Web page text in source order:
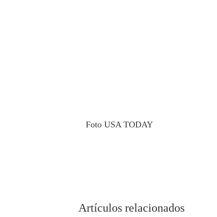
Foto USA TODAY
Artículos relacionados